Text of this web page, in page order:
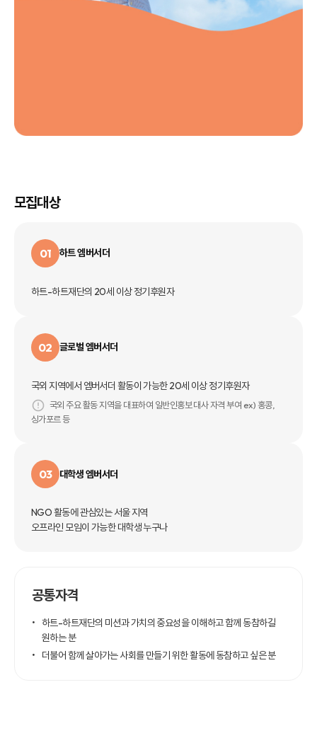
모집대상
01 하트 엠버서더
하트-하트재단의 20세 이상 정기후원자
02 글로벌 엠버서더
국외 지역에서 엠버서더 활동이 가능한 20세 이상 정기후원자
국외 주요 활동 지역을 대표하여 일반인홍보 대사 자격 부여 ex) 홍콩,
싱가포르 등
03 대학생 엠버서더
NGO 활동에 관심있는 서울 지역
오프라인 모임이 가능한 대학생 누구나
공통자격
하트-하트재단의 미션과 가치의 중요성을 이해하고 함께 동참하길
원하는 분
더불어 함께 살아가는 사회를 만들기 위한 활동에 동참하고 싶은 분